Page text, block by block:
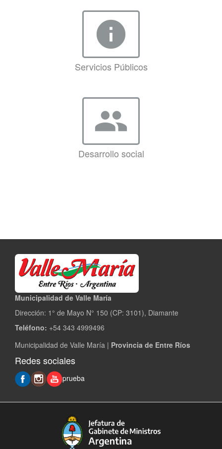
info
Servicios Públicos
group
Desarrollo social
Municipalidad de Valle María
Dirección: 1° de Mayo N° 150 (CP: 3101), Diamante
Teléfono: +54 343 4999496
Municipalidad de Valle María | Provincia de Entre Ríos
Redes sociales
prueba